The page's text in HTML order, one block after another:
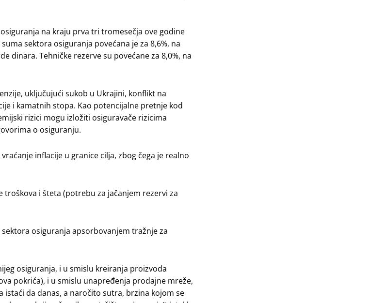
na kraju prva tri tromesečja ove godine
sektora osiguranja povećana je za 8,6%, na
dinara. Tehničke rezerve su povećane za 8,0%, na
uključujući sukob u Ukrajini, konflikt na
i kamatnih stopa. Kao potencijalne pretnje kod
rizici mogu izložiti osiguravače rizicima
o osiguranju.
inflacije u granice cilja, zbog čega je realno
i šteta (potrebu za jačanjem rezervi za
osiguranja apsorbovanjem tražnje za
osiguranja, i u smislu kreiranja proizvoda
pokrića), i u smislu unapređenja prodajne mreže,
istaći da danas, a naročito sutra, brzina kojom se